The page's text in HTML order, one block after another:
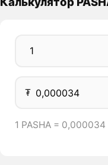
₮
1 PASHA = 0,000034